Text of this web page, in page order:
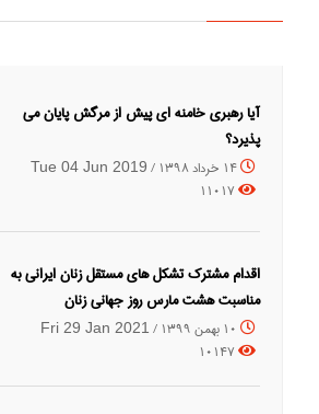
آیا رهبری خامنه ای پیش از مرگش پایان می
پذیرد؟
14 خرداد 1398 / Tue 04 Jun 2019
11017
اقدام مشترک تشکل های مستقل زنان ایرانی به
مناسبت هشت مارس روز جهانی زنان
10 بهمن 1399 / Fri 29 Jan 2021
10147